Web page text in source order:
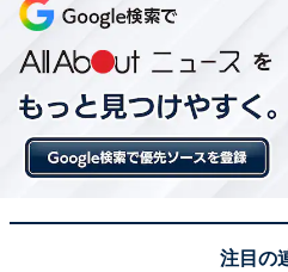
注目の